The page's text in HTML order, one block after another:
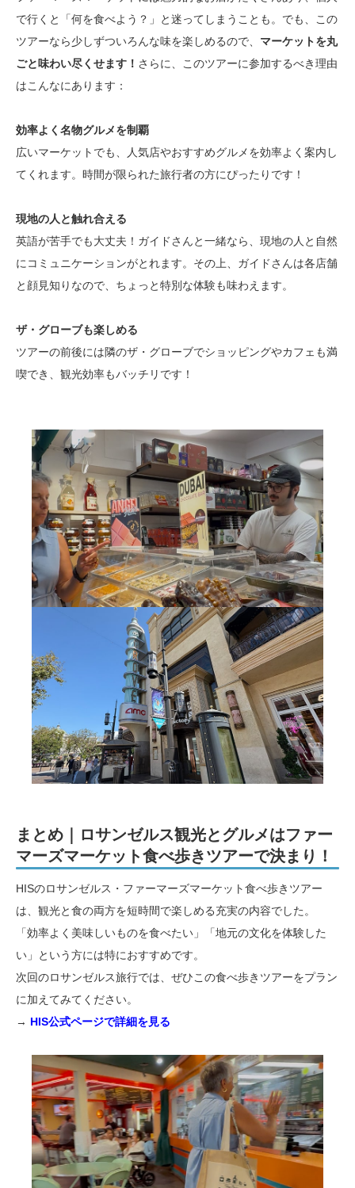
で行くと「何を食べよう？」と迷ってしまうことも。でも、この
ツアーなら少しずついろんな味を楽しめるので、 マーケットを丸
ごと味わい尽くせます！ さらに、このツアーに参加するべき理由
はこんなにあります：
効率よく名物グルメを制覇
広いマーケットでも、人気店やおすすめグルメを効率よく案内し
てくれます。時間が限られた旅行者の方にぴったりです！
現地の人と触れ合える
英語が苦手でも大丈夫！ガイドさんと一緒なら、現地の人と自然
にコミュニケーションがとれます。その上、ガイドさんは各店舗
と顔見知りなので、ちょっと特別な体験も味わえます。
ザ・グローブも楽しめる
ツアーの前後には隣のザ・グローブでショッピングやカフェも満
喫でき、観光効率もバッチリです！
まとめ｜ロサンゼルス観光とグルメはファー
マーズマーケット食べ歩きツアーで決まり！
HISのロサンゼルス・ファーマーズマーケット食べ歩きツアー
は、観光と食の両方を短時間で楽しめる充実の内容でした。
「効率よく美味しいものを食べたい」「地元の文化を体験した
い」という方には特におすすめです。
次回のロサンゼルス旅行では、ぜひこの食べ歩きツアーをプラン
に加えてみてください。
→ HIS公式ページで詳細を見る